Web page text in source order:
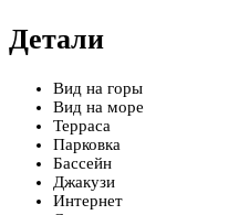
Детали
Вид на горы
Вид на море
Терраса
Парковка
Бассейн
Джакузи
Интернет